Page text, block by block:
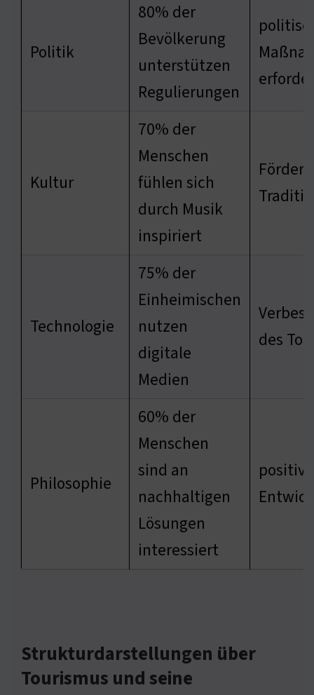
Politik
80% der
Bevölkerung
unterstützen
Regulierungen
Kultur
70% der
Menschen
fühlen sich
durch Musik
inspiriert
Technologie
75% der
Einheimischen
nutzen
digitale
Medien
des
Philosophie
60% der
Menschen
sind an
nachhaltigen
Lösungen
interessiert
positive
Strukturdarstellungen über
Tourismus und seine